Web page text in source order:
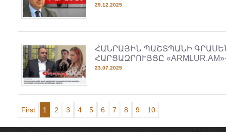
29.12.2025
ՀԱՆՐԱՅԻՆ ՊԱՇՏՊԱՆԻ
ՀԱՐՑԱԶՐՈՒՅՑԸ
23.07.2025
First 1 2 3 4 5 6 7 8 9 10